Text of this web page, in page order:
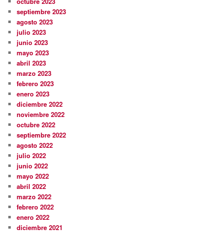
septiembre 2023
agosto 2023
julio 2023
junio 2023
mayo 2023
abril 2023
marzo 2023
febrero 2023
enero 2023
diciembre 2022
noviembre 2022
octubre 2022
septiembre 2022
agosto 2022
julio 2022
junio 2022
mayo 2022
abril 2022
marzo 2022
febrero 2022
enero 2022
diciembre 2021